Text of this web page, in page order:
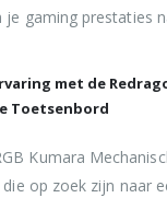
je gaming prestaties
met de
Toetsenbord
Kumara
op zoek zijn naar